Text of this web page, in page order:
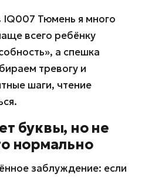
IQ007 Тюмень я много
всего ребёнку
а спешка
тревогу и
шаги, чтение
буквы, но не
нормально
заблуждение: если